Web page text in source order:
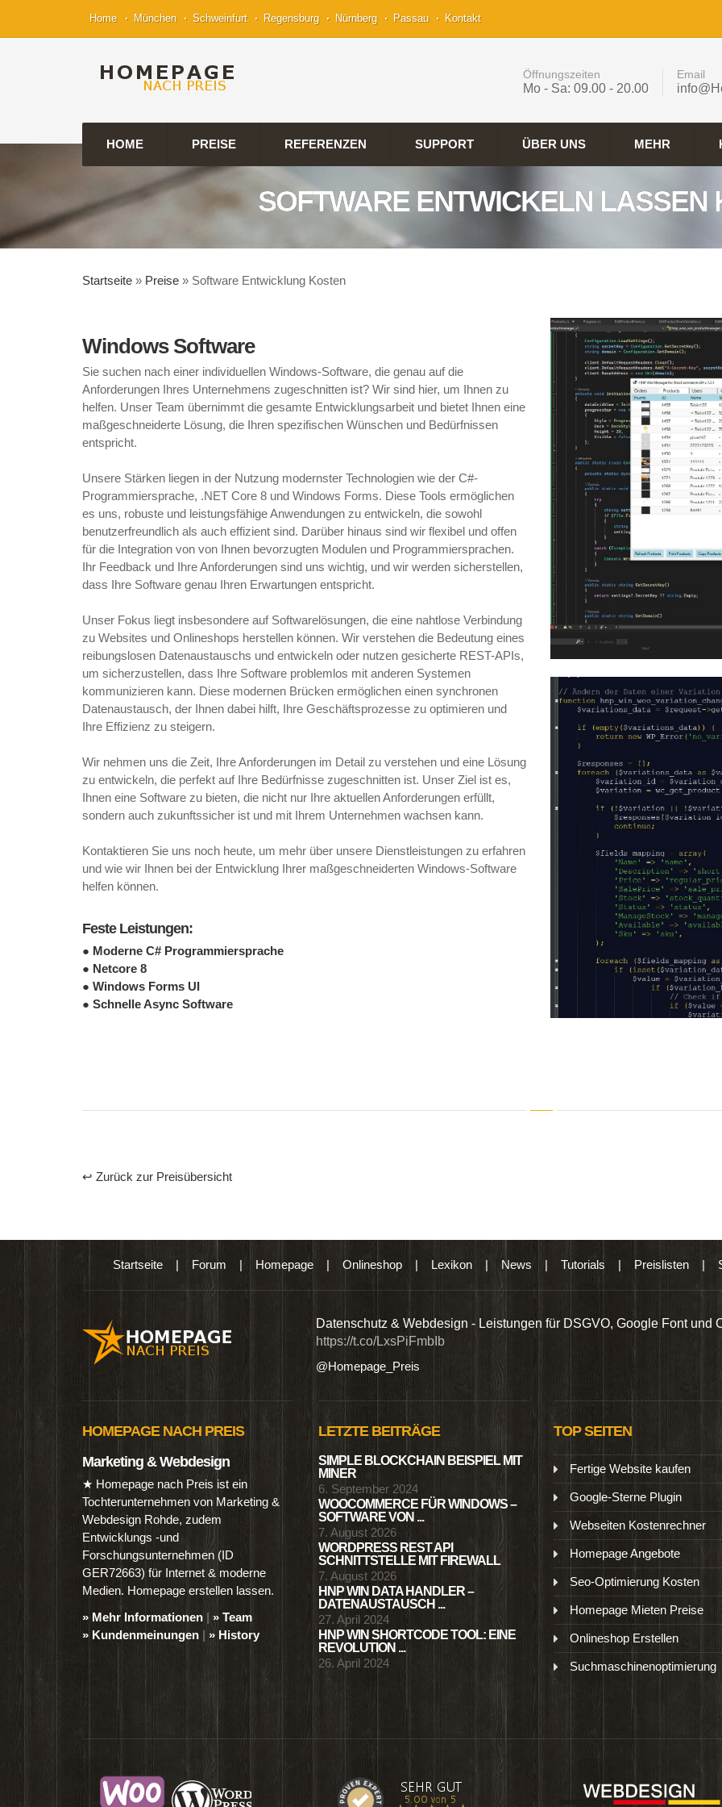
Home München Schweinfurt Regensburg Nürnberg Passau Kontakt
Öffnungszeiten
Mo - Sa: 09.00 - 20.00
Email
HOME PREISE REFERENZEN SUPPORT ÜBER UNS MEHR
SOFTWARE ENTWICKELN LASSEN
Startseite » Preise » Software Entwicklung Kosten
Windows Software
Sie suchen nach einer individuellen Windows-Software, die genau auf die
Anforderungen Ihres Unternehmens zugeschnitten ist? Wir sind hier, um Ihnen zu
helfen. Unser Team übernimmt die gesamte Entwicklungsarbeit und bietet Ihnen eine
maßgeschneiderte Lösung, die Ihren spezifischen Wünschen und Bedürfnissen
entspricht.
Unsere Stärken liegen in der Nutzung modernster Technologien wie der C#-
Programmiersprache, .NET Core 8 und Windows Forms. Diese Tools ermöglichen
es uns, robuste und leistungsfähige Anwendungen zu entwickeln, die sowohl
benutzerfreundlich als auch effizient sind. Darüber hinaus sind wir flexibel und offen
für die Integration von von Ihnen bevorzugten Modulen und Programmiersprachen.
Ihr Feedback und Ihre Anforderungen sind uns wichtig, und wir werden sicherstellen,
dass Ihre Software genau Ihren Erwartungen entspricht.
Unser Fokus liegt insbesondere auf Softwarelösungen, die eine nahtlose Verbindung
zu Websites und Onlineshops herstellen können. Wir verstehen die Bedeutung eines
reibungslosen Datenaustauschs und entwickeln oder nutzen gesicherte REST-APIs,
um sicherzustellen, dass Ihre Software problemlos mit anderen Systemen
kommunizieren kann. Diese modernen Brücken ermöglichen einen synchronen
Datenaustausch, der Ihnen dabei hilft, Ihre Geschäftsprozesse zu optimieren und
Ihre Effizienz zu steigern.
Wir nehmen uns die Zeit, Ihre Anforderungen im Detail zu verstehen und eine Lösung
zu entwickeln, die perfekt auf Ihre Bedürfnisse zugeschnitten ist. Unser Ziel ist es,
Ihnen eine Software zu bieten, die nicht nur Ihre aktuellen Anforderungen erfüllt,
sondern auch zukunftssicher ist und mit Ihrem Unternehmen wachsen kann.
Kontaktieren Sie uns noch heute, um mehr über unsere Dienstleistungen zu erfahren
und wie wir Ihnen bei der Entwicklung Ihrer maßgeschneiderten Windows-Software
helfen können.
Feste Leistungen:
● Moderne C# Programmiersprache
● Netcore 8
● Windows Forms UI
● Schnelle Async Software
↩ Zurück zur Preisübersicht
Startseite| Forum | Homepage| Onlineshop| Lexikon|News | Tutorials | Preislisten|
Produkten wie Ebooks & DVDs.… Datenschutz & Webdesign - Leistungen für DSGVO, Google Font und
https://t.co/LxsPiFmbIb
@Homepage_Preis
HOMEPAGE NACH PREIS
Marketing & Webdesign
★ Homepage nach Preis ist ein
Tochterunternehmen von Marketing &
Webdesign Rohde, zudem
Entwicklungs -und
Forschungsunternehmen (ID
GER72663) für Internet & moderne
Medien. Homepage erstellen lassen.
» Mehr Informationen | » Team
» Kundenmeinungen |» History
LETZTE BEITRÄGE
SIMPLE BLOCKCHAIN BEISPIEL MIT
MINER
6. September 2024
WOOCOMMERCE FÜR WINDOWS –
SOFTWARE VON ...
7. August 2026
WORDPRESS REST API
SCHNITTSTELLE MIT FIREWALL
7. August 2026
HNP WIN DATA HANDLER –
DATENAUSTAUSCH ...
27. April 2024
HNP WIN SHORTCODE TOOL: EINE
REVOLUTION ...
26. April 2024
TOP SEITEN
Fertige Website kaufen
Google-Sterne Plugin
Webseiten Kostenrechner
Homepage Angebote
Seo-Optimierung Kosten
Homepage Mieten Preise
Onlineshop Erstellen
Suchmaschinenoptimierung